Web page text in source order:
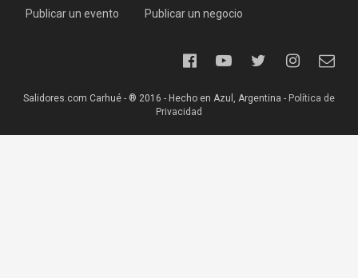
Publicar un evento Publicar un negocio
Salidores.com Carhué - ® 2016 - Hecho en Azul, Argentina - Política de
Privacidad